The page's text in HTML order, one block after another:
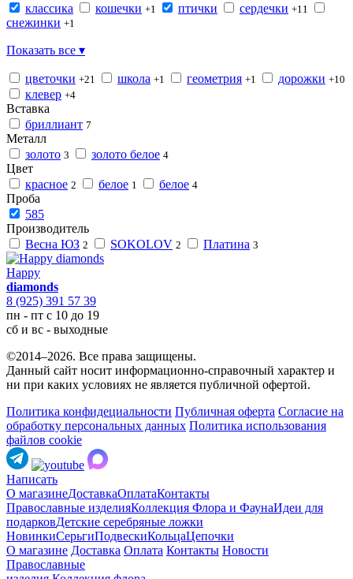
классика кошечки +1 птички сердечки +11
снежинки +1
Показать все ▾
цветочки +21 школа +1 геометрия +1 дорожки +10
клевер +4
Вставка
бриллиант 7
Металл
золото 3 золото белое 4
Цвет
красное 2 белое 1 белое 4
Проба
585
Производитель
Весна ЮЗ 2 SOKOLOV 2 Платина 3
Happy
diamonds
8 (925) 391 57 39
пн - пт с 10 до 19
сб и вс - выходные
©2014–2026. Все права защищены.
Данный сайт носит информационно-справочный характер и
ни при каких условиях не является публичной офертой.
Политика конфидециальности Публичная оферта Согласие на
обработку персональных данных Политика использования
файлов cookie
Написать
О магазинеДоставкаОплатаКонтакты
Православные изделияКоллекция Флора и ФаунаИдеи для
подарковДетские серебряные ложки
НовинкиСерьгиПодвескиКольцаЦепочки
О магазине Доставка Оплата Контакты Новости
Православные